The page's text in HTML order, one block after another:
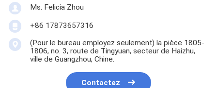
Ms. Felicia Zhou
+86 17873657316
(Pour le bureau employez seulement) la pièce 1805-
1806, no. 3, route de Tingyuan, secteur de Haizhu,
ville de Guangzhou, Chine.
Contactez